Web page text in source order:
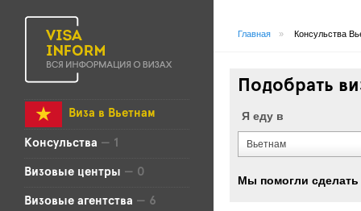
Виза в Вьетнам
Консульства — 1
Визовые центры — 0
Визовые агентства — 6
Главная » Консульства
Подобрать
Я еду в
Вьетнам
Мы помогли